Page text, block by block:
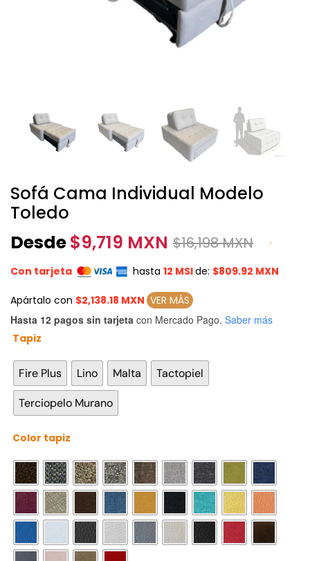
Sofá Cama Individual Modelo
Toledo
Desde$9,719 MXN $16,198 MXN
Con tarjeta hasta 12 MSIde: $809.92 MXN
Apártalo con $2,138.18 MXN VER MÁS
Hasta 12 pagos sin tarjeta con Mercado Pago. Saber más
Tapiz
Fire Plus Lino Malta Tactopiel
Terciopelo Murano
Color tapiz